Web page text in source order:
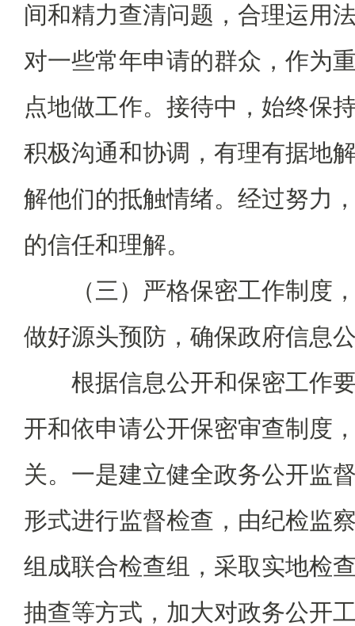
间和精力查清问题，合理运用
对一些常年申请的群众，作为
点地做工作。接待中，始终保
积极沟通和协调，有理有据地
解他们的抵触情绪。经过努力
的信任和理解。
（三）严格保密工作制度，
做好源头预防，确保政府信息
根据信息公开和保密工作要
开和依申请公开保密审查制度
关。一是建立健全政务公开监
形式进行监督检查，由纪检监
组成联合检查组，采取实地检
抽查等方式，加大对政务公开